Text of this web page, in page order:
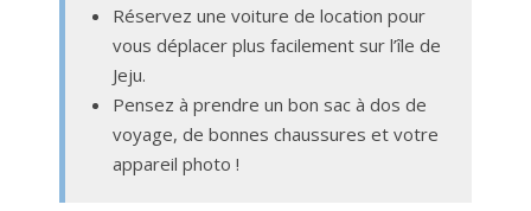
Réservez une voiture de location pour
vous déplacer plus facilement sur l’île de
Jeju.
Pensez à prendre un bon sac à dos de
voyage, de bonnes chaussures et votre
appareil photo !